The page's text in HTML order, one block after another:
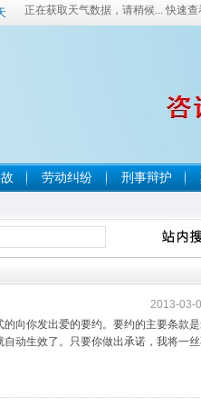
劳动纠纷 刑事辩护
2013-03-
向你发出爱的要约。要约的主要条款
动生效了。只要你做出承诺，我将一